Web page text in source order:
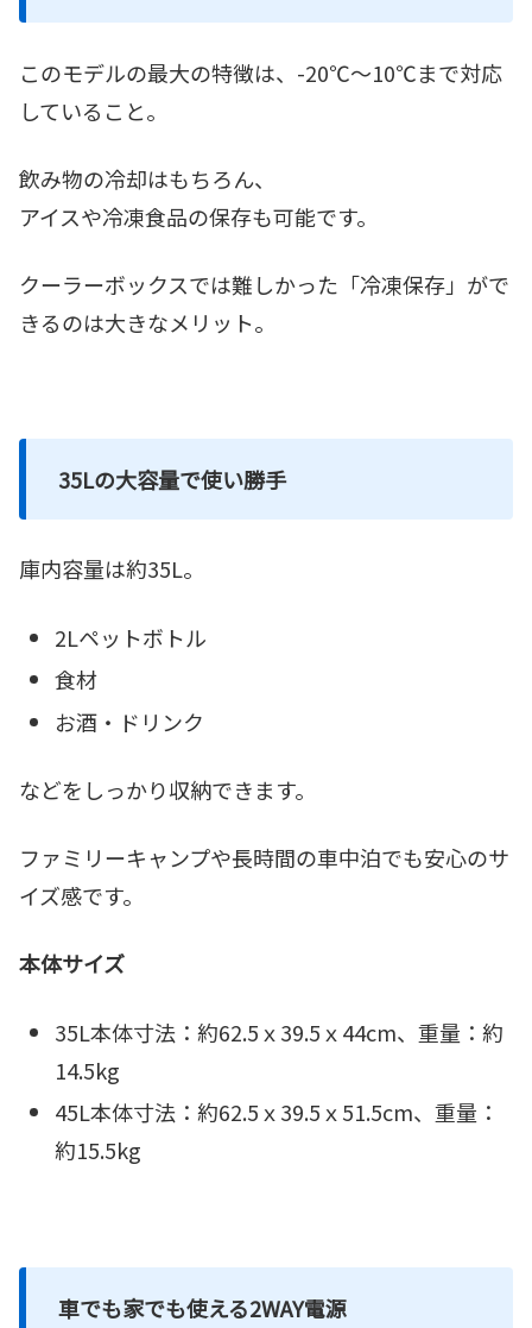
このモデルの最大の特徴は、-20℃～10℃まで対応
していること。
飲み物の冷却はもちろん、
アイスや冷凍食品の保存も可能です。
クーラーボックスでは難しかった「冷凍保存」がで
きるのは大きなメリット。
35Lの大容量で使い勝手
庫内容量は約35L。
2Lペットボトル
食材
お酒・ドリンク
などをしっかり収納できます。
ファミリーキャンプや長時間の車中泊でも安心のサ
イズ感です。
本体サイズ
35L本体寸法：約62.5ｘ39.5ｘ44cm、重量：約
14.5kg
45L本体寸法：約62.5ｘ39.5ｘ51.5cm、重量：
約15.5kg
車でも家でも使える2WAY電源